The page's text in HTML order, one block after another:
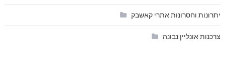
יתרונות וחסרונות אתרי קאשבק
צרכנות אונליין נבונה